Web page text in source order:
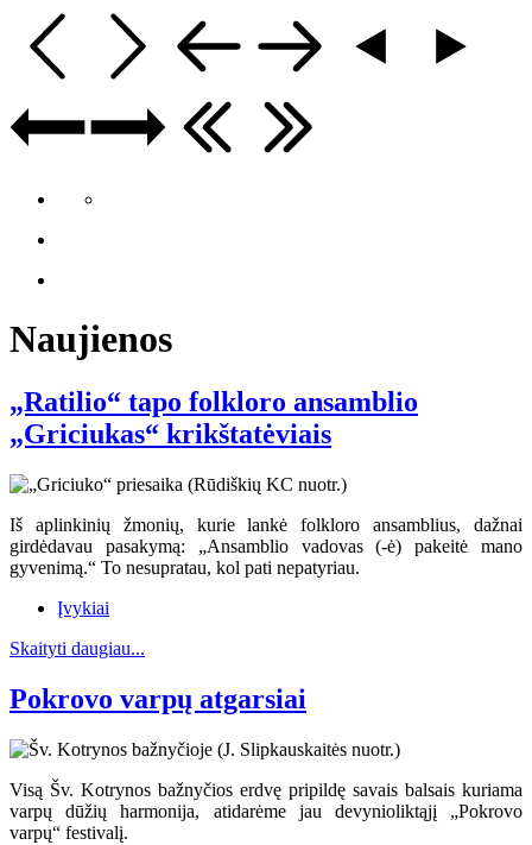
Naujienos
„Ratilio“ tapo folkloro ansamblio
„Griciukas“ krikštatėviais
Iš aplinkinių žmonių, kurie lankė folkloro ansamblius, dažnai
girdėdavau pasakymą: „Ansamblio vadovas (-ė) pakeitė mano
gyvenimą.“ To nesupratau, kol pati nepatyriau.
Įvykiai
Skaityti daugiau...
Pokrovo varpų atgarsiai
Visą Šv. Kotrynos bažnyčios erdvę pripildę savais balsais kuriama
varpų dūžių harmonija, atidarėme jau devynioliktąjį „Pokrovo
varpų“ festivalį.